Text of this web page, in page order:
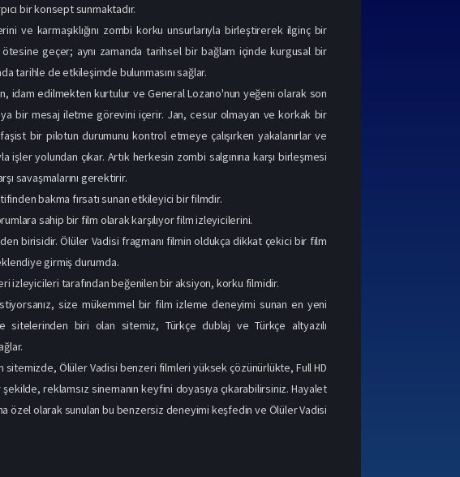
bir konsept sunmaktadır.
ve karmaşıklığını zombi korku unsurlarıyla birleştirerek ilginç bir
geçer; aynı zamanda tarihsel bir bağlam içinde kurgusal bir
tarihle de etkileşimde bulunmasını sağlar.
idam edilmekten kurtulur ve General Lozano'nun yeğeni olarak son
bir mesaj iletme görevini içerir. Jan, cesur olmayan ve korkak bir
bir pilotun durumunu kontrol etmeye çalışırken yakalanırlar ve
yolundan çıkar. Artık herkesin zombi salgınına karşı birleşmesi
savaşmalarını gerektirir.
bakma fırsatı sunan etkileyici bir filmdir.
sahip bir film olarak karşılıyor film izleyicilerini.
birisidir. Ölüler Vadisi fragmanı filmin oldukça dikkat çekici bir film
girmiş durumda.
izleyicileri tarafından beğenilen bir aksiyon, korku filmidir.
size mükemmel bir film izleme deneyimi sunan en yeni
biri olan sitemiz, Türkçe dublaj ve Türkçe altyazılı
sitemizde, Ölüler Vadisi benzeri filmleri yüksek çözünürlükte, Full HD
reklamsız sinemanın keyfini doyasıya çıkarabilirsiniz.Hayalet
özel olarak sunulan bu benzersiz deneyimi keşfedin ve Ölüler Vadisi